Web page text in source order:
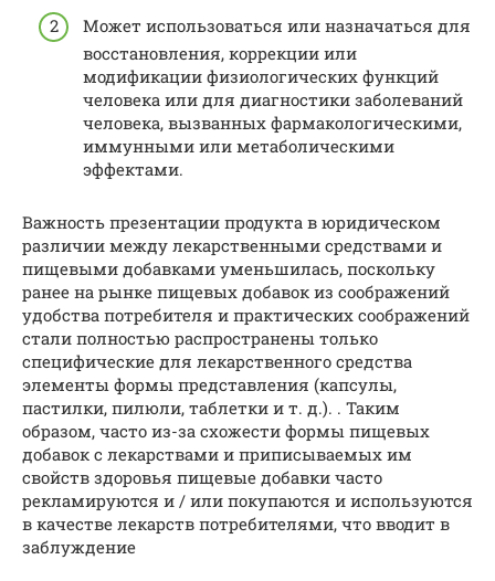
Может использоваться или назначаться для
восстановления, коррекции или
модификации физиологических функций
человека или для диагностики заболеваний
человека, вызванных фармакологическими,
иммунными или метаболическими
эффектами.
Важность презентации продукта в юридическом
различии между лекарственными средствами и
пищевыми добавками уменьшилась, поскольку
ранее на рынке пищевых добавок из соображений
удобства потребителя и практических соображений
стали полностью распространены только
специфические для лекарственного средства
элементы формы представления (капсулы,
пастилки, пилюли, таблетки и т. д.). . Таким
образом, часто из-за схожести формы пищевых
добавок с лекарствами и приписываемых им
свойств здоровья пищевые добавки часто
рекламируются и / или покупаются и используются
в качестве лекарств потребителями, что вводит в
заблуждение